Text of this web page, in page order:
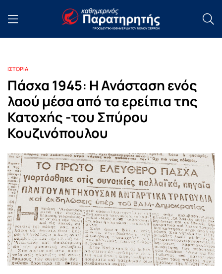
ΙΣΤΟΡΙΑ
Πάσχα 1945: Η Ανάσταση ενός
λαού μέσα από τα ερείπια της
Κατοχής -του Σπύρου
Κουζινόπουλου